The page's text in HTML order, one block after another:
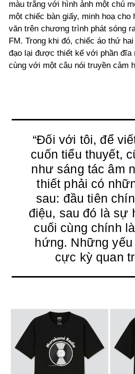
màu trắng với hình ảnh một chú
một chiếc bàn giấy, minh hoạ cho
văn trên chương trình phát sóng
FM. Trong khi đó, chiếc áo thứ
đạo lại được thiết kế với phần
cùng với một câu nói truyền cảm
“Đối với tôi, để
cuốn tiểu thuyết,
như sáng tác âm
thiết phải có
sau: đầu tiên
điệu, sau đó là sự
cuối cùng chính
hứng. Những
cực kỳ quan